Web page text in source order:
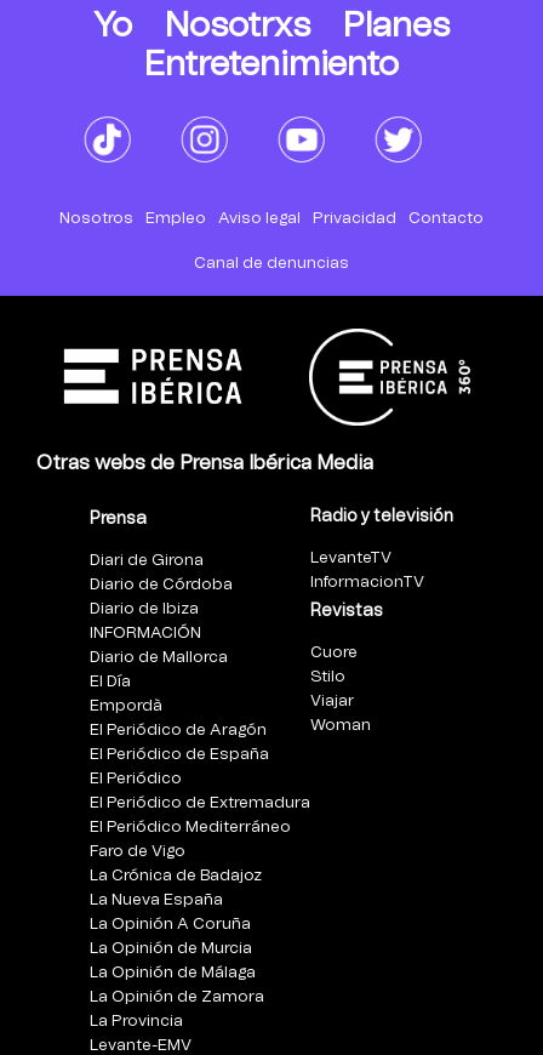
Yo Nosotrxs
Planes
Entretenimiento
Nosotros Empleo Aviso legal Privacidad Contacto
Canal de denuncias
Otras webs de Prensa Ibérica Media
Prensa
Diari de Girona
Diario de Córdoba
Diario de Ibiza
INFORMACIÓN
Diario de Mallorca
El Día
Empordà
El Periódico de Aragón
El Periódico de España
El Periódico
El Periódico de Extremadura
El Periódico Mediterráneo
Faro de Vigo
La Crónica de Badajoz
La Nueva España
La Opinión A Coruña
La Opinión de Murcia
La Opinión de Málaga
La Opinión de Zamora
La Provincia
Levante-EMV
Radio y televisión
LevanteTV
InformacionTV
Revistas
Cuore
Stilo
Viajar
Woman